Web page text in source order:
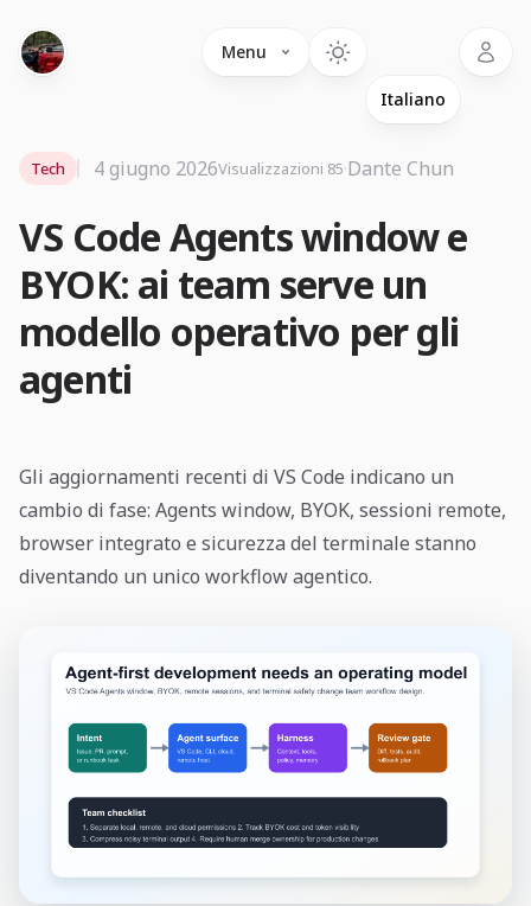
Menu
VS Code Agents window e
BYOK: ai team serve un
modello operativo per gli
agenti
Tech 4 giugno 2026Visualizzazioni 85·Dante Chun
Gli aggiornamenti recenti di VS Code indicano un
cambio di fase: Agents window, BYOK, sessioni remote,
browser integrato e sicurezza del terminale stanno
diventando un unico workflow agentico.